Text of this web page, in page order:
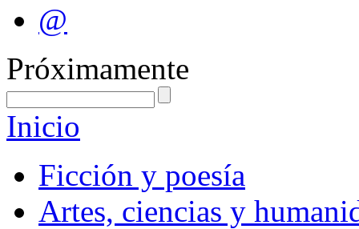
@
Próximamente
Inicio
Ficción y poesía
Artes, ciencias y